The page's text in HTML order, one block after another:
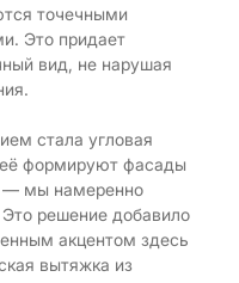
точечными
Это придает
вид, не нарушая
стала угловая
её формируют фасады
— мы намеренно
решение добавило
акцентом здесь
вытяжка из